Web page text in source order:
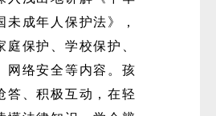
未成年人保护法》，
庭保护、学校保护、
网络安全等内容。孩
答、积极互动，在轻